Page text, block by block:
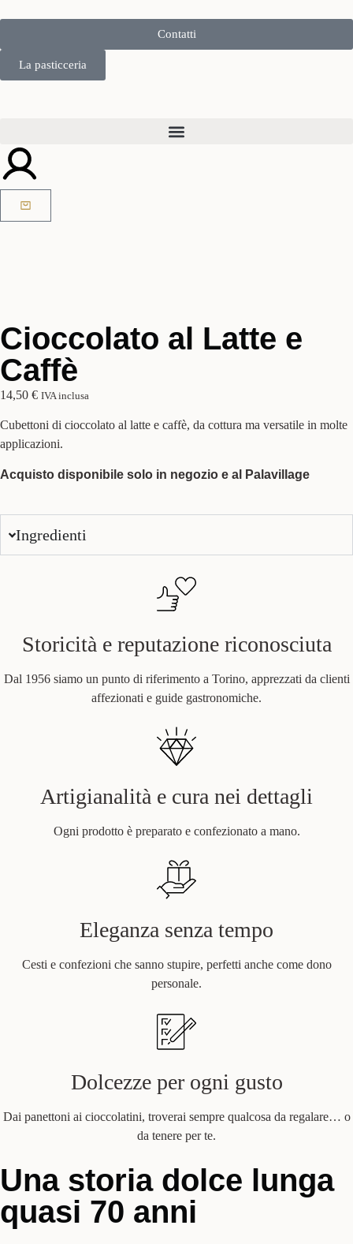
Contatti
La pasticceria
Cioccolato al Latte e
Caffè
14,50 € IVA inclusa
Cubettoni di cioccolato al latte e caffè, da cottura ma versatile in molte
applicazioni.
Acquisto disponibile solo in negozio e al Palavillage
Ingredienti
Storicità e reputazione riconosciuta
Dal 1956 siamo un punto di riferimento a Torino, apprezzati da clienti
affezionati e guide gastronomiche.
Artigianalità e cura nei dettagli
Ogni prodotto è preparato e confezionato a mano.
Eleganza senza tempo
Cesti e confezioni che sanno stupire, perfetti anche come dono
personale.
Dolcezze per ogni gusto
Dai panettoni ai cioccolatini, troverai sempre qualcosa da regalare… o
da tenere per te.
Una storia dolce lunga
quasi 70 anni